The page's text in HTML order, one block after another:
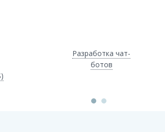
Разработка чат-
ботов